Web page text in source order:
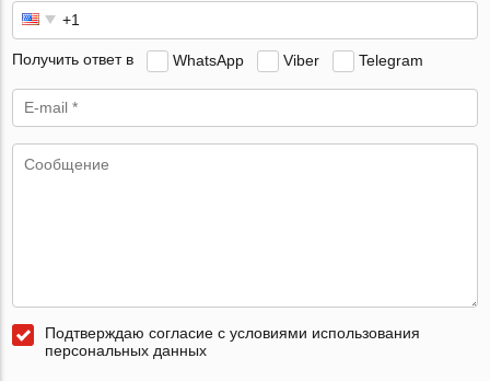
Получить ответ в WhatsApp Viber Telegram
Подтверждаю согласие с условиями использования
персональных данных